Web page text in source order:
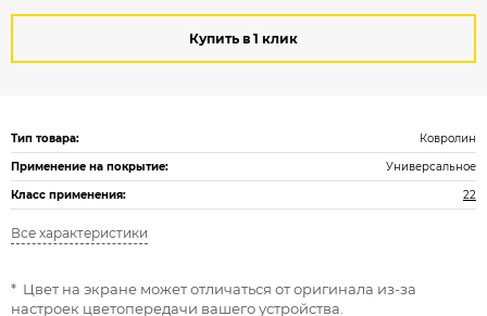
Купить в 1 клик
Тип товара:
Ковролин
Применение на покрытие:
Универсальное
Класс применения:
22
Все характеристики
* Цвет на экране может отличаться от оригинала из-за
настроек цветопередачи вашего устройства.